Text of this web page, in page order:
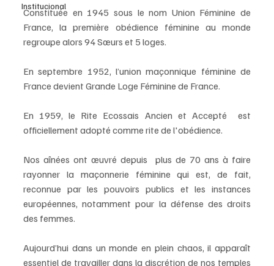
Institucional
Constituée en 1945 sous le nom Union Féminine de
France, la première obédience féminine au monde
regroupe alors 94 Sœurs et 5 loges.
En septembre 1952, l’union maçonnique féminine de
France devient Grande Loge Féminine de France.
En 1959, le Rite Ecossais Ancien et Accepté  est
officiellement adopté comme rite de l'obédience.
Nos aînées ont œuvré depuis  plus de 70 ans à faire
rayonner la maçonnerie féminine qui est, de fait,
reconnue par les pouvoirs publics et les instances
européennes, notamment pour la défense des droits
des femmes.
Aujourd’hui dans un monde en plein chaos, il apparaît
essentiel de travailler dans la discrétion de nos temples